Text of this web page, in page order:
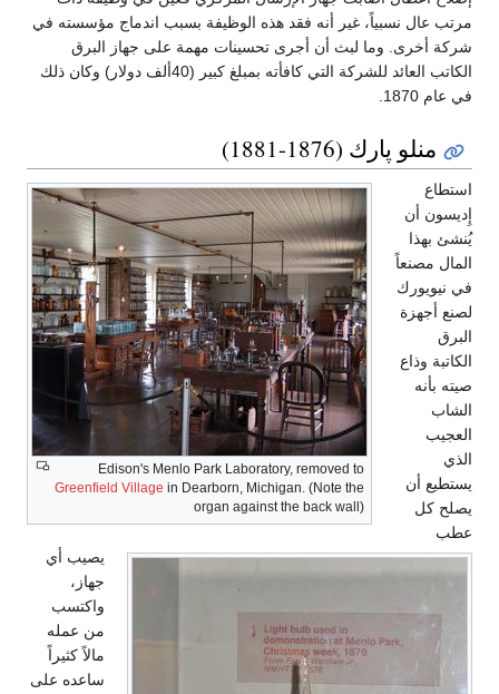
مرتب عال نسبياً، غير أنه فقد هذه الوظيفة بسبب اندماج مؤسسته في
شركة أخرى. وما لبث أن أجرى تحسينات مهمة على جهاز البرق
الكاتب العائد للشركة التي كافأته بمبلغ كبير (40ألف دولار) وكان ذلك
في عام 1870.
منلو پارك (1876-1881)
Edison's Menlo Park Laboratory, removed to
Greenfield Village in Dearborn, Michigan. (Note the
organ against the back wall)
استطاع
إِديسون أن
يُنشئ بهذا
المال مصنعاً
في نيويورك
لصنع أجهزة
البرق
الكاتبة وذاع
صيته بأنه
الشاب
العجيب
الذي
يستطيع أن
يصلح كل
عطب
يصيب أي
جهاز،
واكتسب
من عمله
مالاً كثيراً
ساعده على